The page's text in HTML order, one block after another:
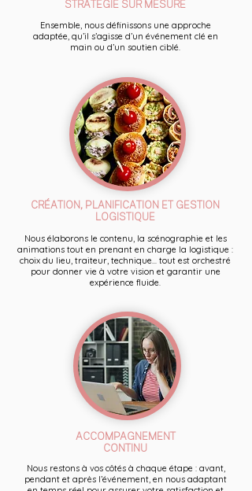
STRATÉGIE SUR MESURE
Ensemble, nous définissons une approche
adaptée, qu’il s’agisse d’un événement clé en
main ou d’un soutien ciblé.
CRÉATION, PLANIFICATION ET GESTION
LOGISTIQUE
Nous élaborons le contenu, la scénographie et les
animations tout en prenant en charge la logistique :
choix du lieu, traiteur, technique... tout est orchestré
pour donner vie à votre vision et garantir une
expérience fluide.
ACCOMPAGNEMENT
CONTINU
Nous restons à vos côtés à chaque étape : avant,
pendant et après l’événement, en nous adaptant